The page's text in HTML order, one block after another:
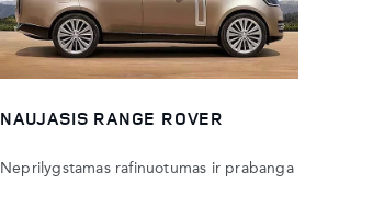
NAUJASIS RANGE ROVER
Neprilygstamas rafinuotumas ir prabanga